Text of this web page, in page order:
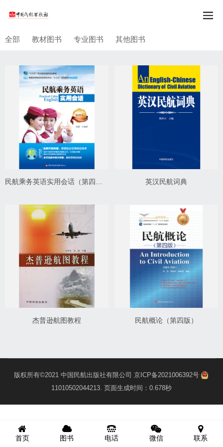
全部 教材图书 专业图书 其他图书
英汉民航词典
杰普逊航图教程 民航概论（第四版）
版权所有©2021 中国民航出版社有限公司 京ICP备2021006392号
11010502044213. 页面生成时间：0.678秒
首页 图书 电话 微信 联系